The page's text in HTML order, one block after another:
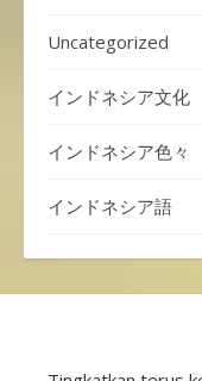
Uncategorized
インドネシア文化
インドネシア色々
インドネシア語